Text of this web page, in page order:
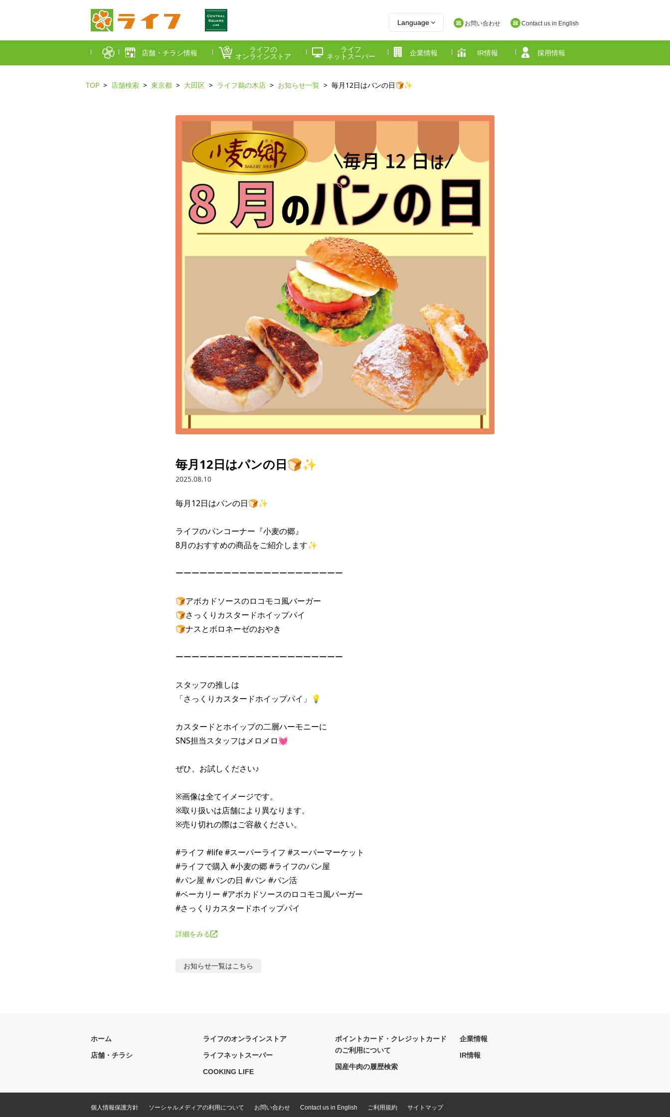
Language お問い合わせ Contact us in English
店舗・チラシ情報
大阪府 京都府
ライフの
オンラインストア
ライフ
ネットスーパー
企業情報 IR情報 採用情報
TOP 店舗検索 東京都 大田区 ライフ鵜の木店 お知らせ一覧 毎月12日はパンの日🍞✨
毎月12日はパンの日🍞✨
2025.08.10
毎月12日はパンの日🍞✨
ライフのパンコーナー『小麦の郷』
8月のおすすめの商品をご紹介します✨
ーーーーーーーーーーーーーーーーーーーーー
🍞アボカドソースのロコモコ風バーガー
🍞さっくりカスタードホイップパイ
🍞ナスとボロネーゼのおやき
ーーーーーーーーーーーーーーーーーーーーー
スタッフの推しは
「さっくりカスタードホイップパイ」💡
カスタードとホイップの二層ハーモニーに
SNS担当スタッフはメロメロ💓
ぜひ、お試しください♪
※画像は全てイメージです。
※取り扱いは店舗により異なります。
※売り切れの際はご容赦ください。
#ライフ #life #スーパーライフ #スーパーマーケット
#ライフで購入 #小麦の郷 #ライフのパン屋
#パン屋 #パンの日 #パン #パン活
#ベーカリー #アボカドソースのロコモコ風バーガー
詳細をみる
お知らせ一覧はこちら
ホーム
店舗・チラシ
ライフのオンラインストア
ライフネットスーパー
COOKING LIFE
ポイントカード・クレジットカード
のご利用について
国産牛肉の履歴検索
企業情報
IR情報
個人情報保護方針 ソーシャルメディアの利用について お問い合わせ Contact us in English ご利用規約 サイトマップ